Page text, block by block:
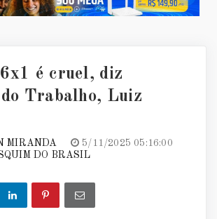
é cruel, diz
Trabalho, Luiz
MIRANDA
5/11/2025 05:16:00
DO BRASIL